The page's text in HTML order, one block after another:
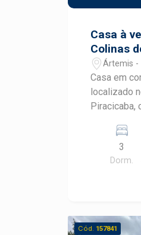
Casa à
Colinas
Artemis
Ártemis -
Casa em
localizado
Piracicaba,
um terreno
conforto e
250,00 m²
3
Dorm.
Cód. 157841